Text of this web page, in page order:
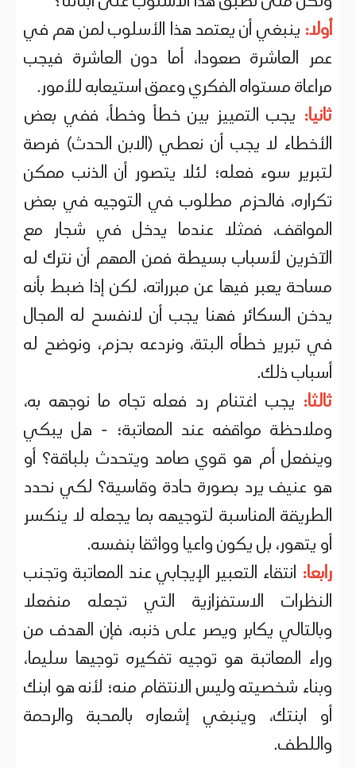
أولا: ينبغي أن يعتمد هذا الأسلوب لمن هم في
عمر العاشرة صعودا، أما دون العاشرة فيجب
مراعاة مستواه الفكري وعمق استيعابه للأمور.
ثانيا: يجب التمييز بين خطأ وخطأ، ففي بعض
الأخطاء لا يجب أن نعطي (الابن الحدث) فرصة
لتبرير سوء فعله؛ لئلا يتصور أن الذنب ممكن
تكراره، فالحزم مطلوب في التوجيه في بعض
المواقف، فمثلا عندما يدخل في شجار مع
الآخرين لأسباب بسيطة فمن المهم أن نترك له
مساحة يعبر فيها عن مبرراته، لكن إذا ضبط بأنه
يدخن السكائر فهنا يجب أن لانفسح له المجال
في تبرير خطأه البتة، ونردعه بحزم، ونوضح له
أسباب ذلك.
ثالثا: يجب اغتنام رد فعله تجاه ما نوجهه به،
وملاحظة مواقفه عند المعاتبة؛ - هل يبكي
وينفعل أم هو قوي صامد ويتحدث بلباقة؟ أو
هو عنيف يرد بصورة حادة وقاسية؟ لكي نحدد
الطريقة المناسبة لتوجيهه بما يجعله لا ينكسر
أو يتهور، بل يكون واعيا وواثقا بنفسه.
رابعا: انتقاء التعبير الإيجابي عند المعاتبة وتجنب
النظرات الاستفزازية التي تجعله منفعلا
وبالتالي يكابر ويصر على ذنبه، فإن الهدف من
وراء المعاتبة هو توجيه تفكيره توجيها سليما،
وبناء شخصيته وليس الانتقام منه؛ لأنه هو ابنك
أو ابنتك، وينبغي إشعاره بالمحبة والرحمة
واللطف.